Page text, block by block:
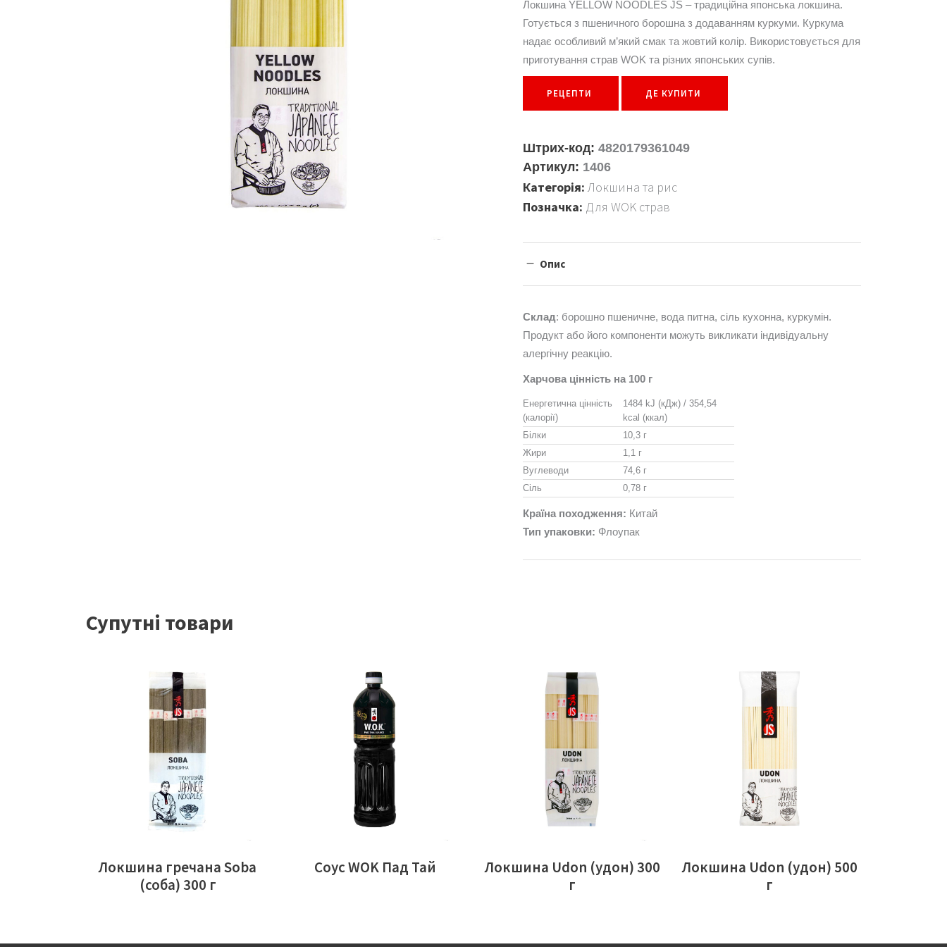
Приправи та оцет
Готові салати
Соєві продукти
Основи для супів
Прибори
Локшина YELLOW NOODLES JS – традиційна японська локшина.
Готується з пшеничного борошна з додаванням куркуми. Куркума
надає особливий м’який смак та жовтий колір. Використовується для
приготування страв WOK та рiзних японських супів.
РЕЦЕПТИ ДЕ КУПИТИ
Штрих-код: 4820179361049
Артикул: 1406
Категорія: Локшина та рис
Позначка: Для WOK страв
Опис
Склад: борошно пшеничне, вода питна, сіль кухонна, куркумін.
Продукт або його компоненти можуть викликати індивідуальну
алергічну реакцію.
Харчова цінність на 100 г
Енергетична цінність
(калорії)
1484 kJ (кДж) / 354,54
kcal (ккал)
Білки
10,3 г
Жири
1,1 г
Вуглеводи
74,6 г
Сіль
0,78 г
Країна походження: Китай
Тип упаковки: Флоупак
Супутні товари
ЧИТАТИ ДАЛІ
Локшина гречана Soba
(соба) 300 г
ЧИТАТИ ДАЛІ
Соус WOK Пад Тай
ЧИТАТИ ДАЛІ
Локшина Udon (удон) 300
г
Локшина Udon (удон) 500
г